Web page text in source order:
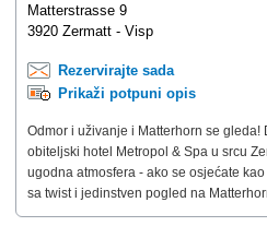
Matterstrasse 9
3920 Zermatt - Visp
Rezervirajte sada
Prikaži potpuni opis
Odmor i uživanje i Matterhorn se
obiteljski hotel Metropol & Spa u srcu
ugodna atmosfera - ako se osjećate
sa twist i jedinstven pogled na